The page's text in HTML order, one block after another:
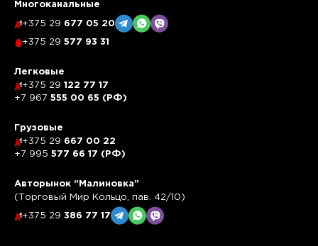
Многоканальные
+375 29 677 05 20
+375 29 577 93 31
Легковые
+375 29 122 77 17
+7 967 555 00 65 (РФ)
Грузовые
+375 29 667 00 22
+7 995 577 66 17 (РФ)
Авторынок “Малиновка”
(Торговый Мир Кольцо, пав. 42/10)
+375 29 386 77 17